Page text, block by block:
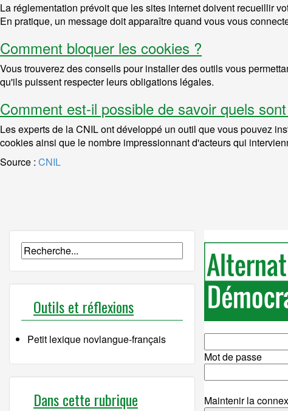
La réglementation prévoit que les sites internet doivent recueillir
En pratique, un message doit apparaître quand vous vous
Comment bloquer les cookies ?
Vous trouverez des conseils pour installer des outils vous
qu'ils puissent respecter leurs obligations légales.
Comment est-il possible de savoir quels
Les experts de la CNIL ont développé un outil que vous pouvez
cookies ainsi que le nombre impressionnant d'acteurs qui
Source : CNIL
Outils et réflexions
Petit lexique novlangue-français
Dans cette rubrique
Mot de passe
Maintenir la